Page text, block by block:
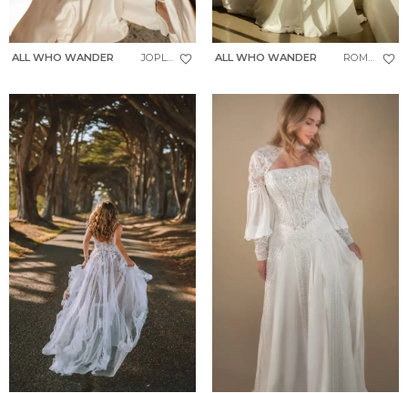
ALL WHO WANDER ALL WHO WANDER